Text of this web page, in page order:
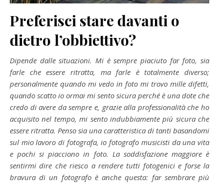
Preferisci stare davanti o
dietro l’obbiettivo?
Dipende dalle situazioni. Mi è sempre piaciuto far foto, sia
farle che essere ritratta, ma farle è totalmente diverso;
personalmente quando mi vedo in foto mi trovo mille difetti,
quando scatto io ormai mi sento sicura perché è una dote che
credo di avere da sempre e, grazie alla professionalità che ho
acquisito nel tempo, mi sento indubbiamente più sicura che
essere ritratta. Penso sia una caratteristica di tanti basandomi
sul mio lavoro di fotografa, io fotografo musicisti da una vita
e pochi si piacciono in foto. La soddisfazione maggiore è
sentirmi dire che riesco a rendere tutti fotogenici e forse la
bravura di un fotografo è anche questa: far sembrare più